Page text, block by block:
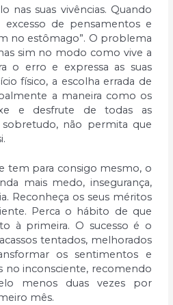
nas suas vivências. Quando
de pensamentos e
no estômago”. O problema
sim no modo como vive a
o erro e expressa as suas
físico, a escolha errada de
a maneira como os
e desfrute de todas as
sobretudo, não permita que
tem para consigo mesmo, o
mais medo, insegurança,
Reconheça os seus méritos
Perca o hábito de que
à primeira. O sucesso é o
tentados, melhorados
os sentimentos e
no inconsciente, recomendo
menos duas vezes por
mês.